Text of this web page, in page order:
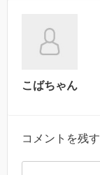
こばちゃん
コメントを残す